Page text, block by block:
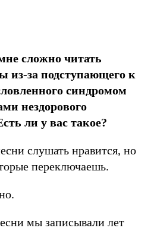
сложно читать
из-за подступающего к
синдромом
нездорового
ли у вас такое?
слушать нравится, но
переключаешь.
мы записывали лет